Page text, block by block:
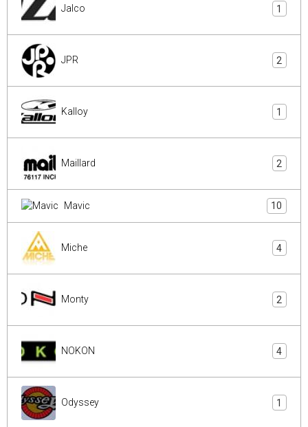
Jalco 1
JPR 2
Kalloy 1
Maillard 2
Mavic 10
Miche 4
Monty 2
NOKON 4
Odyssey 1